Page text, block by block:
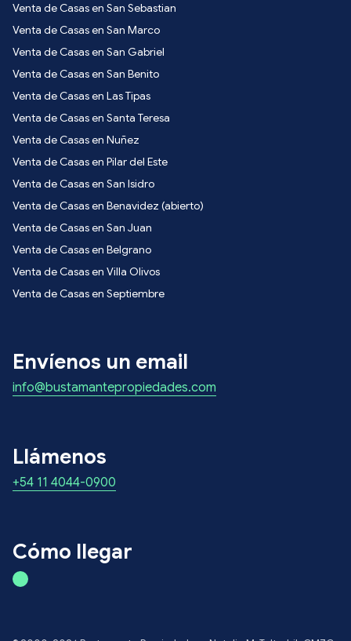
Venta de Casas en San Sebastian
Venta de Casas en San Marco
Venta de Casas en San Gabriel
Venta de Casas en San Benito
Venta de Casas en Las Tipas
Venta de Casas en Santa Teresa
Venta de Casas en Nuñez
Venta de Casas en Pilar del Este
Venta de Casas en San Isidro
Venta de Casas en Benavidez (abierto)
Venta de Casas en San Juan
Venta de Casas en Belgrano
Venta de Casas en Villa Olivos
Venta de Casas en Septiembre
Envíenos un email
info@bustamantepropiedades.com
Llámenos
+54 11 4044-0900
Cómo llegar